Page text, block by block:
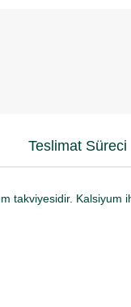
Teslimat Süreci
Kalsiyum